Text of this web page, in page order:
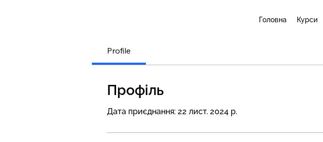
Головна Курси
Profile
Профіль
Дата приєднання: 22 лист. 2024 р.